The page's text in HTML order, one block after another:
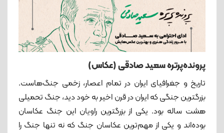
پرونده‌پرتره سعید صادقی (عکاس)
تاریخ و جغرافیای ایران در تمام اعصار، زخمی جنگ‌‌هاست.
بزرگترین جنگی که ایران در قرن اخیر به خود دید، جنگ تحمیلی
هشت ساله بود. یکی از بزرگترین راویان این جنگ عکاسان
بوده‌اند و یکی از مهم‌ترین عکاسان جنگ که نه تنها جنگ را